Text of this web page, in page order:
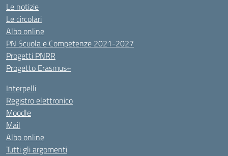
Le notizie
Le circolari
Albo online
PN Scuola e Competenze 2021-2027
Progetti PNRR
Progetto Erasmus+
Interpelli
Registro elettronico
Moodle
Mail
Albo online
Tutti gli argomenti